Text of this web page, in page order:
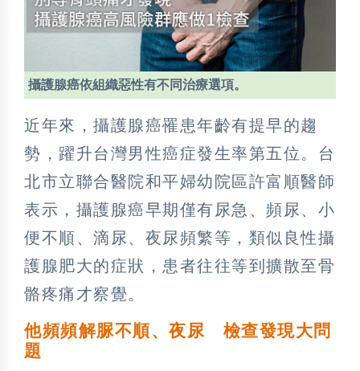
攝護腺癌依組織惡性有不同治療選項。
近年來，攝護腺癌罹患年齡有提早的趨
勢，躍升台灣男性癌症發生率第五位。台
北市立聯合醫院和平婦幼院區許富順醫師
表示，攝護腺癌早期僅有尿急、頻尿、小
便不順、滴尿、夜尿頻繁等，類似良性攝
護腺肥大的症狀，患者往往等到擴散至骨
骼疼痛才察覺。
他頻頻解脲不順、夜尿 檢查發現大問
題